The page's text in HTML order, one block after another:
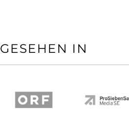
GESEHEN IN